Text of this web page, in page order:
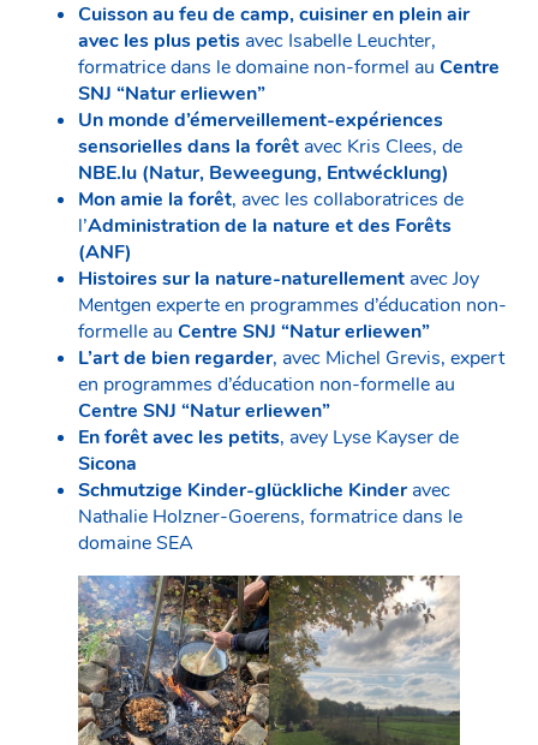
Cuisson au feu de camp, cuisiner en plein air
avec les plus petis avec Isabelle Leuchter,
formatrice dans le domaine non-formel au Centre
SNJ “Natur erliewen”
Un monde d’émerveillement-expériences
sensorielles dans la forêt avec Kris Clees, de
NBE.lu (Natur, Beweegung, Entwécklung)
Mon amie la forêt, avec les collaboratrices de
l’Administration de la nature et des Forêts
(ANF)
Histoires sur la nature-naturellement avec Joy
Mentgen experte en programmes d’éducation non-
formelle au Centre SNJ “Natur erliewen”
L’art de bien regarder, avec Michel Grevis, expert
en programmes d’éducation non-formelle au
Centre SNJ “Natur erliewen”
En forêt avec les petits, avey Lyse Kayser de
Sicona
Schmutzige Kinder-glückliche Kinderavec
Nathalie Holzner-Goerens, formatrice dans le
domaine SEA